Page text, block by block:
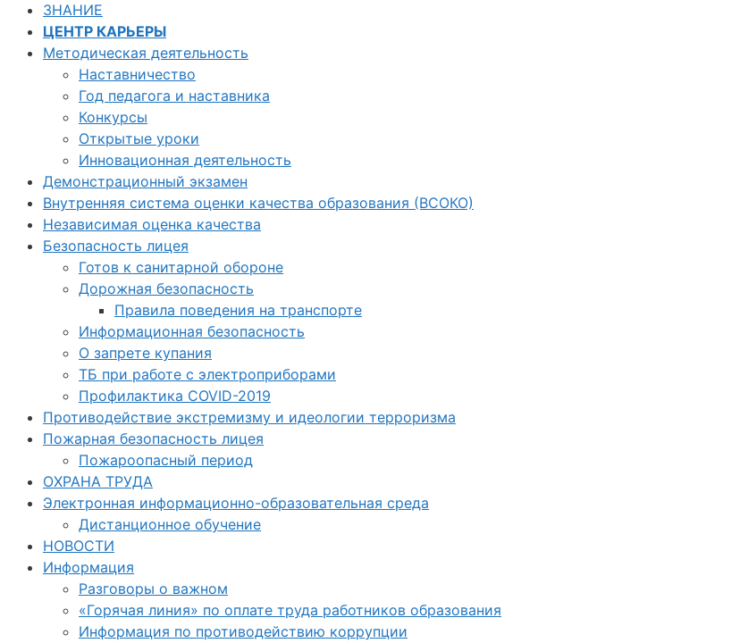
ЗНАНИЕ
ЦЕНТР КАРЬЕРЫ
Методическая деятельность
Наставничество
Год педагога и наставника
Конкурсы
Открытые уроки
Инновационная деятельность
Демонстрационный экзамен
Внутренняя система оценки качества образования (ВСОКО)
Независимая оценка качества
Безопасность лицея
Готов к санитарной обороне
Дорожная безопасность
Правила поведения на транспорте
Информационная безопасность
О запрете купания
ТБ при работе с электроприборами
Профилактика COVID-2019
Противодействие экстремизму и идеологии терроризма
Пожарная безопасность лицея
Пожароопасный период
ОХРАНА ТРУДА
Электронная информационно-образовательная среда
Дистанционное обучение
НОВОСТИ
Информация
Разговоры о важном
«Горячая линия» по оплате труда работников образования
Информация по противодействию коррупции